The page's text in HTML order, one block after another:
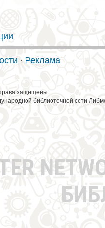
· Реклама
защищены
библиотечной сети